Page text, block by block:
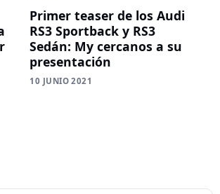
Primer teaser de los Audi
RS3 Sportback y RS3
Sedán: My cercanos a su
presentación
10 JUNIO 2021